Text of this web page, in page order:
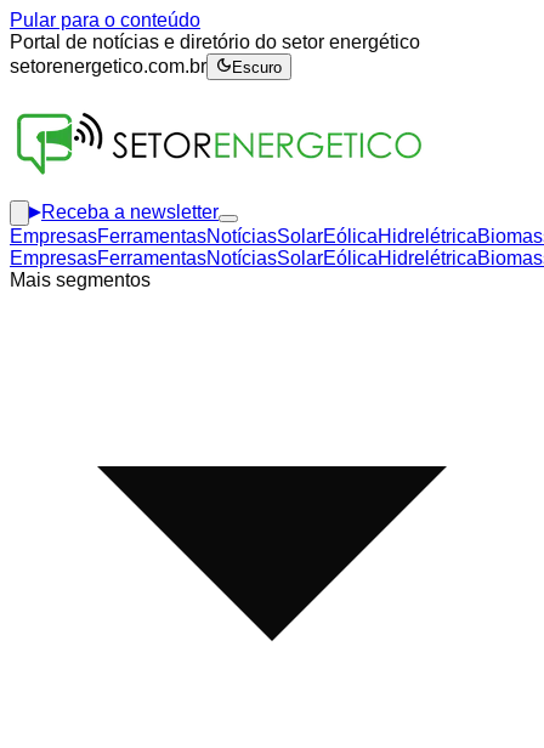
Pular para o conteúdo
Portal de notícias e diretório do setor energético
setorenergetico.com.br
Escuro
Receba a newsletter
EmpresasFerramentasNotíciasSolarEólicaHidrelétrica
EmpresasFerramentasNotíciasSolarEólicaHidrelétrica
Mais segmentos